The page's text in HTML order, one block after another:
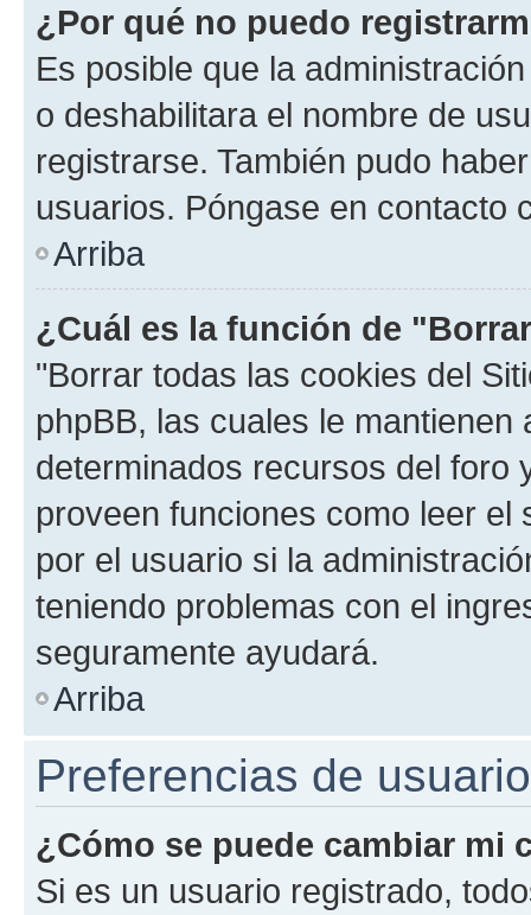
¿Por qué no puedo
Es posible que la
o deshabilitara el nombre de
registrarse. También pudo
usuarios. Póngase en contacto
Arriba
¿Cuál es la función de
"Borrar todas las cookies del
phpBB, las cuales le
determinados recursos del foro
proveen funciones como leer el
por el usuario si la
teniendo problemas con el
seguramente ayudará.
Arriba
Preferencias de
¿Cómo se puede cambiar mi
Si es un usuario registrado,